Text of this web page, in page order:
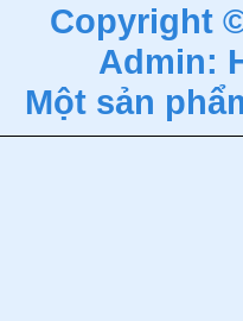
Copyright
Admin:
Một sản